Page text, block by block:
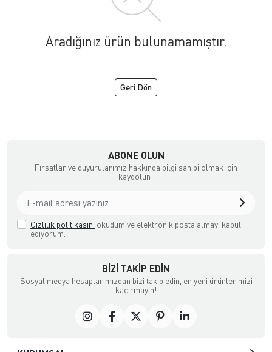
Aradığınız ürün bulunamamıştır.
Geri Dön
ABONE OLUN
Fırsatlar ve duyurularımız hakkında bilgi sahibi olmak için
kaydolun!
Gizlilik politikasını okudum ve elektronik posta almayı kabul
ediyorum.
BIZI TAKIP EDIN
Sosyal medya hesaplarımızdan bizi takip edin, en yeni ürünlerimizi
kaçırmayın!